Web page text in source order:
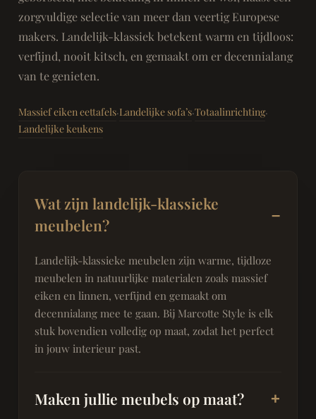
zorgvuldige selectie van meer dan veertig Europese
makers. Landelijk-klassiek betekent warm en tijdloos:
verfijnd, nooit kitsch, en gemaakt om er decennialang
van te genieten.
Massief eiken eettafels·Landelijke sofa’s·Totaalinrichting·
Landelijke keukens
Wat zijn landelijk-klassieke
meubelen?
Landelijk-klassieke meubelen zijn warme, tijdloze
meubelen in natuurlijke materialen zoals massief
eiken en linnen, verfijnd en gemaakt om
decennialang mee te gaan. Bij Marcotte Style is elk
stuk bovendien volledig op maat, zodat het perfect
in jouw interieur past.
Maken jullie meubels op maat?